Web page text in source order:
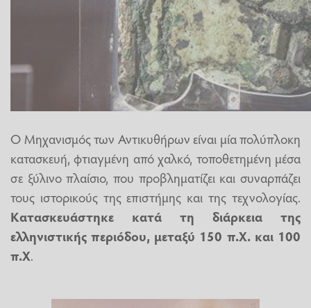
Ο Μηχανισμός των Αντικυθήρων είναι μία πολύπλοκη
κατασκευή, φτιαγμένη από χαλκό, τοποθετημένη μέσα
σε ξύλινο πλαίσιο, που προβληματίζει και συναρπάζει
τους ιστορικούς της επιστήμης και της τεχνολογίας.
Κατασκευάστηκε κατά τη διάρκεια της
ελληνιστικής περιόδου, μεταξύ 150 π.Χ. και 100
π.Χ.